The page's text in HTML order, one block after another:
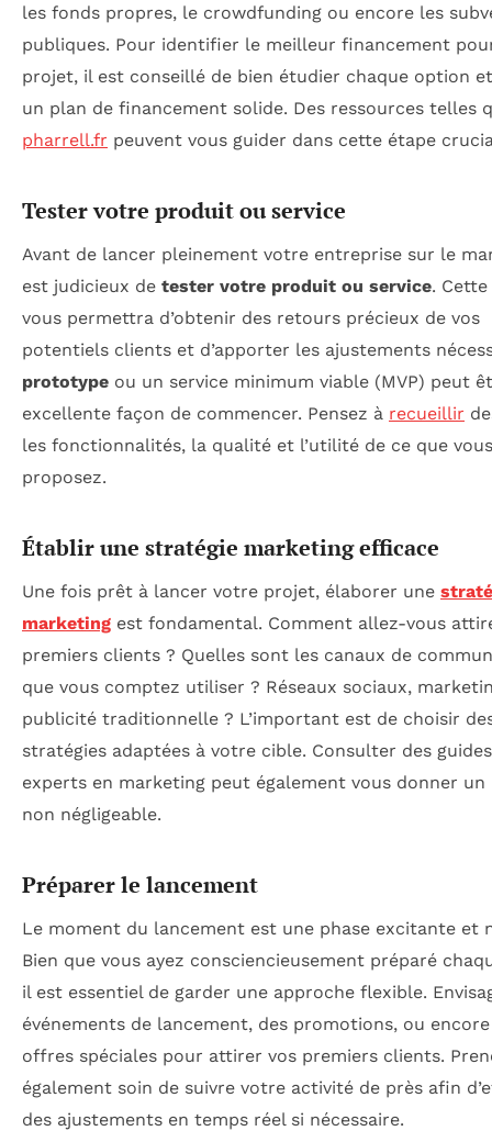
les fonds propres, le crowdfunding ou encore les
publiques. Pour identifier le meilleur financement
projet, il est conseillé de bien étudier chaque option et
un plan de financement solide. Des ressources telles
pharrell.fr peuvent vous guider dans cette étape
Tester votre produit ou service
Avant de lancer pleinement votre entreprise sur le
est judicieux de tester votre produit ou service.
vous permettra d’obtenir des retours précieux de vos
potentiels clients et d’apporter les ajustements
prototype ou un service minimum viable (MVP) peut
excellente façon de commencer. Pensez à recueillir
les fonctionnalités, la qualité et l’utilité de ce que vous
proposez.
Établir une stratégie marketing efficace
Une fois prêt à lancer votre projet, élaborer une
marketing est fondamental. Comment allez-vous
premiers clients ? Quelles sont les canaux de
que vous comptez utiliser ? Réseaux sociaux,
publicité traditionnelle ? L’important est de choisir
stratégies adaptées à votre cible. Consulter des
experts en marketing peut également vous donner un
non négligeable.
Préparer le lancement
Le moment du lancement est une phase excitante et
Bien que vous ayez consciencieusement préparé
il est essentiel de garder une approche flexible.
événements de lancement, des promotions, ou
offres spéciales pour attirer vos premiers clients.
également soin de suivre votre activité de près afin
des ajustements en temps réel si nécessaire.